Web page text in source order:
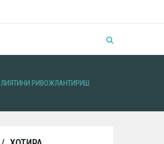
РИВОЖЛАНТИРИШ